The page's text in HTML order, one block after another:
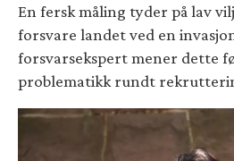
En fersk måling tyder på lav
forsvare landet ved en
forsvarsekspert mener dette
problematikk rundt